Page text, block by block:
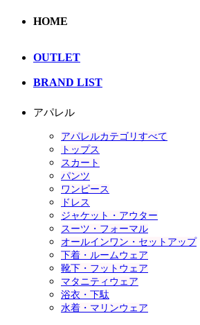
HOME
OUTLET
BRAND LIST
アパレル
アパレルカテゴリすべて
トップス
スカート
パンツ
ワンピース
ドレス
ジャケット・アウター
スーツ・フォーマル
オールインワン・セットアップ
下着・ルームウェア
靴下・フットウェア
マタニティウェア
浴衣・下駄
水着・マリンウェア